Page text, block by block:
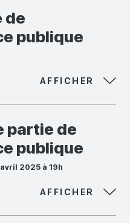
de
publique
AFFICHER
partie de
publique
2025 à 19h
AFFICHER